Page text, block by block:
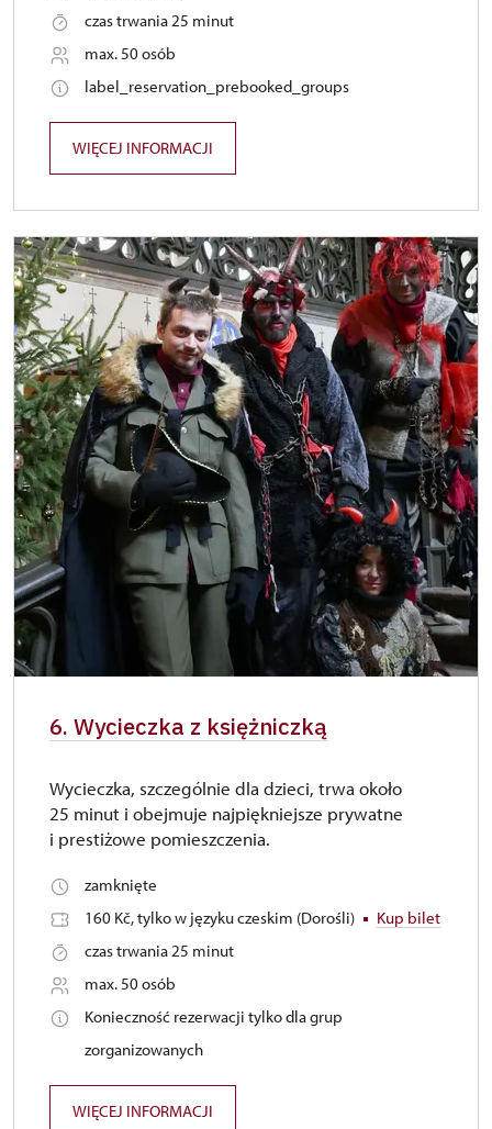
czas trwania 25 minut
max. 50 osób
label_reservation_prebooked_groups
WIĘCEJ INFORMACJI
6. Wycieczka z księżniczką
Wycieczka, szczególnie dla dzieci, trwa około
25 minut i obejmuje najpiękniejsze prywatne
i prestiżowe pomieszczenia.
zamknięte
160 Kč, tylko w języku czeskim (Dorośli)
Kup bilet
czas trwania 25 minut
max. 50 osób
Konieczność rezerwacji tylko dla grup
zorganizowanych
WIĘCEJ INFORMACJI